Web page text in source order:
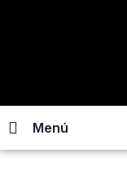
Menú